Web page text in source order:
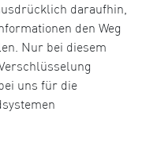
daraufhin,
den Weg
Nur bei diesem
uns für die